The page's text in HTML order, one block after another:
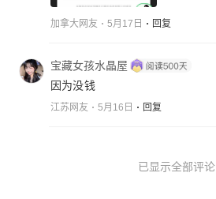
加拿大网友 5月17日 回复
宝藏女孩水晶屋
因为没钱
江苏网友 5月16日 回复
已显示全部评论